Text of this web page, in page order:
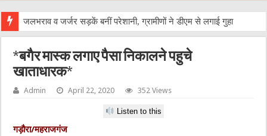
एक व
*बगैर मास्क लगाए पैसा निकालने पहुचे
खाताधारक*
Admin April 22, 2020 352 Views
Listen to this
गड़ौरा/महराजगंज